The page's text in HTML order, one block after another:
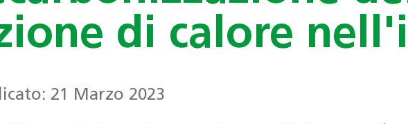
Certificazioni per edifici
Formazione continua per i
Formazione per le scuole
SNBS
ambito
riconosciuti (4R)
di calore
21 Marzo 2023